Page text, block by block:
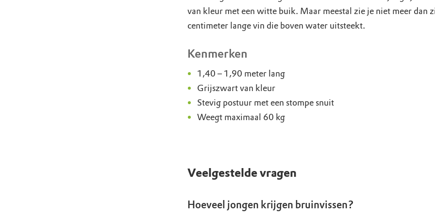
van kleur met een witte buik. Maar meestal zie je niet meer dan
centimeter lange vin die boven water uitsteekt.
Kenmerken
1,40 – 1,90 meter lang
Grijszwart van kleur
Stevig postuur met een stompe snuit
Weegt maximaal 60 kg
Veelgestelde vragen
Hoeveel jongen krijgen bruinvissen?